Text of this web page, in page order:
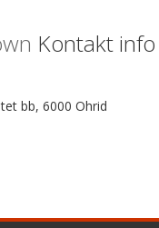
Kontakt info
bb, 6000 Ohrid